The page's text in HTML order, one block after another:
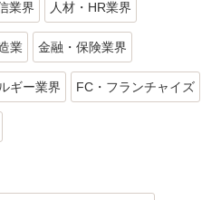
業界 人材・HR業界
業 金融・保険業界
ギー業界 FC・フランチャイズ